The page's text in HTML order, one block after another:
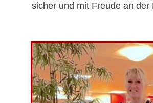
sicher und mit Freude an der